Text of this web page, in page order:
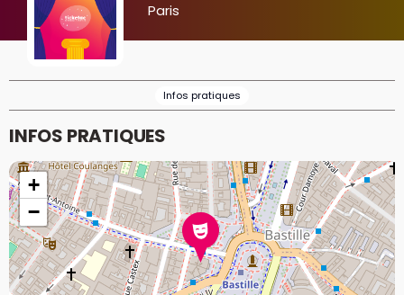
Paris
Infos pratiques
INFOS PRATIQUES
+
−